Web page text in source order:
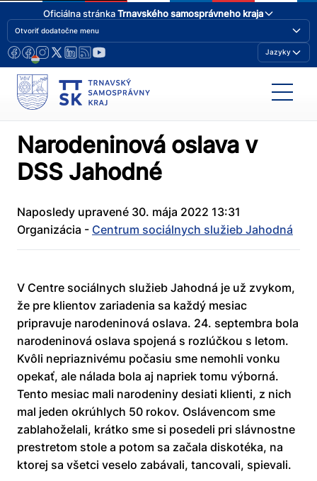
Oficiálna stránkaTrnavského samosprávneho kraja
Otvoriť dodatočne menu
Jazyky
Narodeninová oslava v
DSS Jahodné
Naposledy upravené 30. mája 2022 13:31
Organizácia - Centrum sociálnych služieb Jahodná
V Centre sociálnych služieb Jahodná je už zvykom,
že pre klientov zariadenia sa každý mesiac
pripravuje narodeninová oslava. 24. septembra bola
narodeninová oslava spojená s rozlúčkou s letom.
Kvôli nepriaznivému počasiu sme nemohli vonku
opekať, ale nálada bola aj napriek tomu výborná.
Tento mesiac mali narodeniny desiati klienti, z nich
mal jeden okrúhlych 50 rokov. Oslávencom sme
zablahoželali, krátko sme si posedeli pri slávnostne
prestretom stole a potom sa začala diskotéka, na
ktorej sa všetci veselo zabávali, tancovali, spievali.